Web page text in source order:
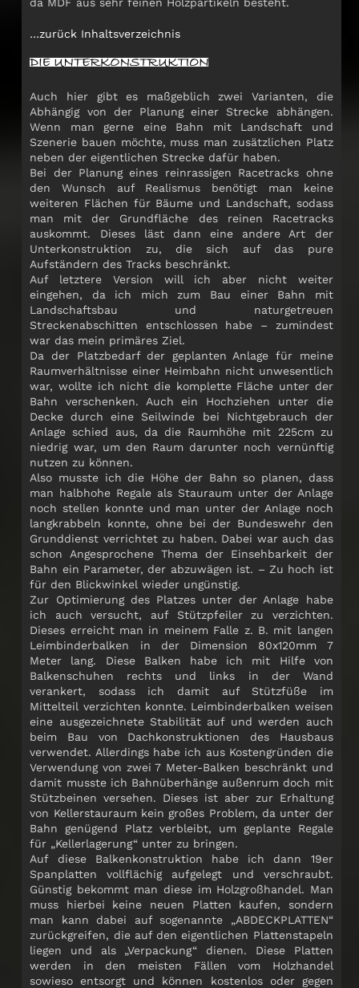
…zurück Inhaltsverzeichnis
Auch hier gibt es maßgeblich zwei Varianten, die
Abhängig von der Planung einer Strecke abhängen.
Wenn man gerne eine Bahn mit Landschaft und
Szenerie bauen möchte, muss man zusätzlichen Platz
neben der eigentlichen Strecke dafür haben.
Bei der Planung eines reinrassigen Racetracks ohne
den Wunsch auf Realismus benötigt man keine
weiteren Flächen für Bäume und Landschaft, sodass
man mit der Grundfläche des reinen Racetracks
auskommt. Dieses läst dann eine andere Art der
Unterkonstruktion zu, die sich auf das pure
Aufständern des Tracks beschränkt.
Auf letztere Version will ich aber nicht weiter
eingehen, da ich mich zum Bau einer Bahn mit
Landschaftsbau und naturgetreuen
Streckenabschitten entschlossen habe – zumindest
war das mein primäres Ziel.
Da der Platzbedarf der geplanten Anlage für meine
Raumverhältnisse einer Heimbahn nicht unwesentlich
war, wollte ich nicht die komplette Fläche unter der
Bahn verschenken. Auch ein Hochziehen unter die
Decke durch eine Seilwinde bei Nichtgebrauch der
Anlage schied aus, da die Raumhöhe mit 225cm zu
niedrig war, um den Raum darunter noch vernünftig
nutzen zu können.
Also musste ich die Höhe der Bahn so planen, dass
man halbhohe Regale als Stauraum unter der Anlage
noch stellen konnte und man unter der Anlage noch
langkrabbeln konnte, ohne bei der Bundeswehr den
Grunddienst verrichtet zu haben. Dabei war auch das
schon Angesprochene Thema der Einsehbarkeit der
Bahn ein Parameter, der abzuwägen ist. – Zu hoch ist
für den Blickwinkel wieder ungünstig.
Zur Optimierung des Platzes unter der Anlage habe
ich auch versucht, auf Stützpfeiler zu verzichten.
Dieses erreicht man in meinem Falle z. B. mit langen
Leimbinderbalken in der Dimension 80x120mm 7
Meter lang. Diese Balken habe ich mit Hilfe von
Balkenschuhen rechts und links in der Wand
verankert, sodass ich damit auf Stützfüße im
Mittelteil verzichten konnte. Leimbinderbalken weisen
eine ausgezeichnete Stabilität auf und werden auch
beim Bau von Dachkonstruktionen des Hausbaus
verwendet. Allerdings habe ich aus Kostengründen die
Verwendung von zwei 7 Meter-Balken beschränkt und
damit musste ich Bahnüberhänge außenrum doch mit
Stützbeinen versehen. Dieses ist aber zur Erhaltung
von Kellerstauraum kein großes Problem, da unter der
Bahn genügend Platz verbleibt, um geplante Regale
für „Kellerlagerung“ unter zu bringen.
Auf diese Balkenkonstruktion habe ich dann 19er
Spanplatten vollflächig aufgelegt und verschraubt.
Günstig bekommt man diese im Holzgroßhandel. Man
muss hierbei keine neuen Platten kaufen, sondern
man kann dabei auf sogenannte „ABDECKPLATTEN“
zurückgreifen, die auf den eigentlichen Plattenstapeln
liegen und als „Verpackung“ dienen. Diese Platten
werden in den meisten Fällen vom Holzhandel
sowieso entsorgt und können kostenlos oder gegen